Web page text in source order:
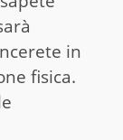
in
fisica.